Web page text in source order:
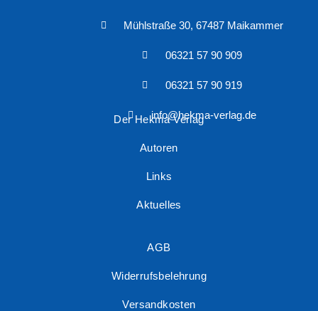
Mühlstraße 30, 67487 Maikammer
06321 57 90 909
06321 57 90 919
info@hekma-verlag.de
Der Hekma Verlag
Autoren
Links
Aktuelles
AGB
Widerrufsbelehrung
Versandkosten